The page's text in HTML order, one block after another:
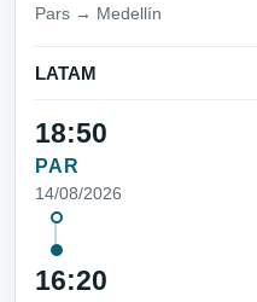
Pars → Medellín
LATAM
18:50
PAR
14/08/2026
16:20